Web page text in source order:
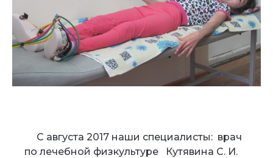
С августа 2017 наши специалисты: врач
по лечебной физкультуре Кутявина С. И.